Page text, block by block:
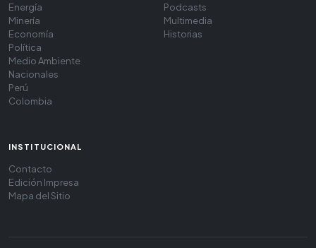
Energía
Minería
Economía
Política
Medio Ambiente
Nacionales
Perú
Colombia
Podcasts
Multimedia
Historias
INSTITUCIONAL
Contacto
Edición Impresa
Mapa del Sitio